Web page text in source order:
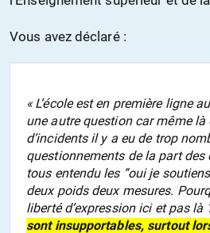
Vous avez déclaré :
« L’école est en première ligne
une autre question car même là
d’incidents il y a eu de trop
questionnements de la part des
tous entendu les “oui je
deux poids deux mesures.
liberté d’expression ici et pas là
sont insupportables, surtout